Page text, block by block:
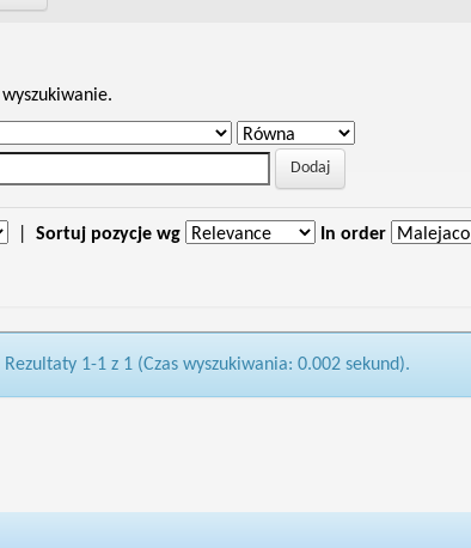
Sortuj pozycje wg In order
Rezultaty 1-1 z 1 (Czas wyszukiwania: 0.002 sekund).